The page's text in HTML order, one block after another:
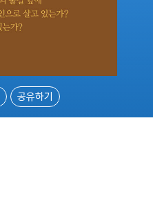
공유하기